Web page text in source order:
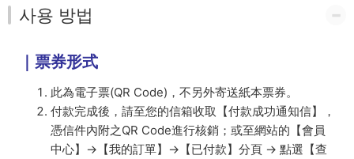
사용 방법
｜票券形式
此為電子票(QR Code)，不另外寄送紙本票券。
付款完成後，請至您的信箱收取【付款成功通知信】，
憑信件內附之QR Code進行核銷；或至網站的【會員
中心】→【我的訂單】→【已付款】分頁 → 點選【查